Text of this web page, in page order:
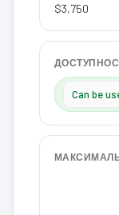
$3,750
Can be